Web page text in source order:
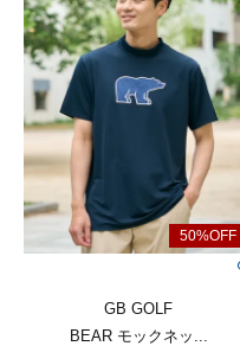
GB GOLF
BEAR モックネッ...